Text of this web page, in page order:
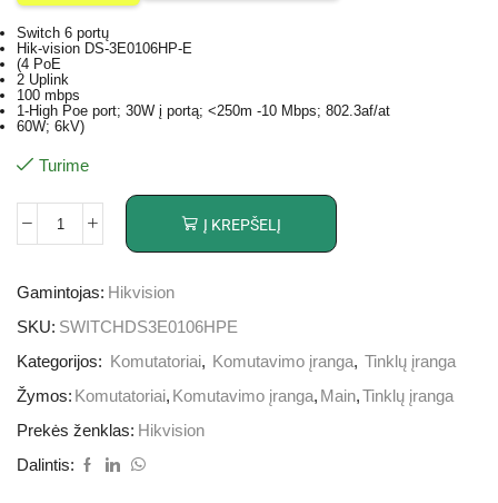
Switch 6 portų
Hik-vision DS-3E0106HP-E
(4 PoE
2 Uplink
100 mbps
1-High Poe port; 30W į portą; <250m -10 Mbps; 802.3af/at
60W; 6kV)
Turime
Į KREPŠELĮ
Gamintojas: Hikvision
SKU: SWITCHDS3E0106HPE
Kategorijos:
Komutatoriai, Komutavimo įranga, Tinklų įranga
Žymos: Komutatoriai, Komutavimo įranga, Main,Tinklų įranga
Prekės ženklas: Hikvision
Dalintis: